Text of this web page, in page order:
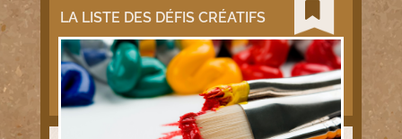
LA LISTE DES DÉFIS CRÉATIFS